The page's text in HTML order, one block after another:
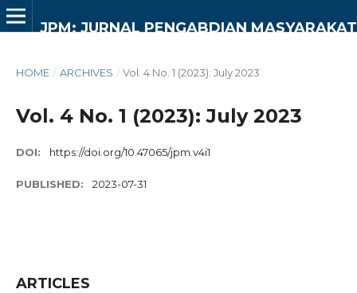
JPM: JURNAL PENGABDIAN MASYARAKAT
HOME / ARCHIVES / Vol. 4 No. 1 (2023): July 2023
Vol. 4 No. 1 (2023): July 2023
DOI: https://doi.org/10.47065/jpm.v4i1
PUBLISHED: 2023-07-31
ARTICLES